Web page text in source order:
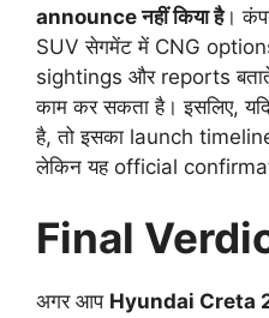
announce नहीं किया है।
SUV सेगमेंट में CNG
sightings और reports
काम कर सकता है। इसलिए,
है, तो इसका launch
लेकिन यह official
Final
अगर आप Hyundai Creta